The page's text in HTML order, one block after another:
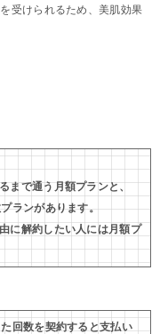
受けられるため、美肌効果
まで通う月額プランと、
ランがあります。
に解約したい人には月額プ
回数を契約すると支払い